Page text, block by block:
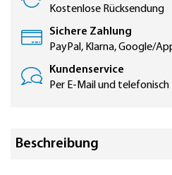
Kostenlose Rücksendung
Sichere Zahlung
PayPal, Klarna, Google/
Kundenservice
Per E-Mail und telefonisch
Beschreibung